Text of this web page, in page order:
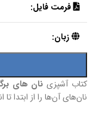
فرمت فایل:
زبان:
کتاب آشپزی نان‌ های
نان‌های آن‌ها را از ابتدا